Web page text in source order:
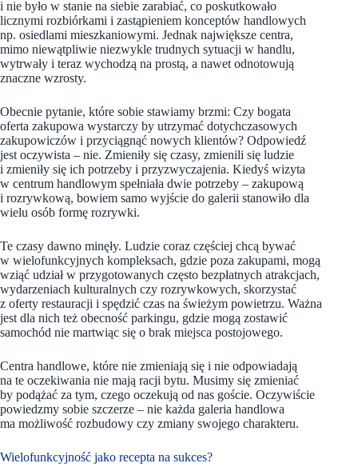
i nie było w stanie na siebie zarabiać, co poskutkowało
licznymi rozbiórkami i zastąpieniem konceptów handlowych
np. osiedlami mieszkaniowymi. Jednak największe centra,
mimo niewątpliwie niezwykle trudnych sytuacji w handlu,
wytrwały i teraz wychodzą na prostą, a nawet odnotowują
znaczne wzrosty.
Obecnie pytanie, które sobie stawiamy brzmi: Czy bogata
oferta zakupowa wystarczy by utrzymać dotychczasowych
zakupowiczów i przyciągnąć nowych klientów? Odpowiedź
jest oczywista – nie. Zmieniły się czasy, zmienili się ludzie
i zmieniły się ich potrzeby i przyzwyczajenia. Kiedyś wizyta
w centrum handlowym spełniała dwie potrzeby – zakupową
i rozrywkową, bowiem samo wyjście do galerii stanowiło dla
wielu osób formę rozrywki.
Te czasy dawno minęły. Ludzie coraz częściej chcą bywać
w wielofunkcyjnych kompleksach, gdzie poza zakupami, mogą
wziąć udział w przygotowanych często bezpłatnych atrakcjach,
wydarzeniach kulturalnych czy rozrywkowych, skorzystać
z oferty restauracji i spędzić czas na świeżym powietrzu. Ważna
jest dla nich też obecność parkingu, gdzie mogą zostawić
samochód nie martwiąc się o brak miejsca postojowego.
Centra handlowe, które nie zmieniają się i nie odpowiadają
na te oczekiwania nie mają racji bytu. Musimy się zmieniać
by podążać za tym, czego oczekują od nas goście. Oczywiście
powiedzmy sobie szczerze – nie każda galeria handlowa
ma możliwość rozbudowy czy zmiany swojego charakteru.
Wielofunkcyjność jako recepta na sukces?